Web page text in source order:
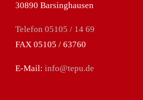
30890 Barsinghausen
Telefon 05105 / 14 69
FAX 05105 / 63760
E-Mail: info@tepu.de